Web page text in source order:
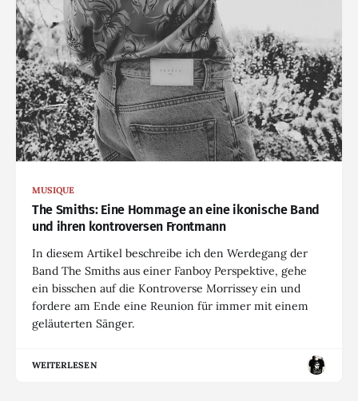
MUSIQUE
The Smiths: Eine Hommage an eine ikonische Band
und ihren kontroversen Frontmann
In diesem Artikel beschreibe ich den Werdegang der
Band The Smiths aus einer Fanboy Perspektive, gehe
ein bisschen auf die Kontroverse Morrissey ein und
fordere am Ende eine Reunion für immer mit einem
geläuterten Sänger.
WEITERLESEN